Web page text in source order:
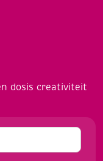
dosis creativiteit